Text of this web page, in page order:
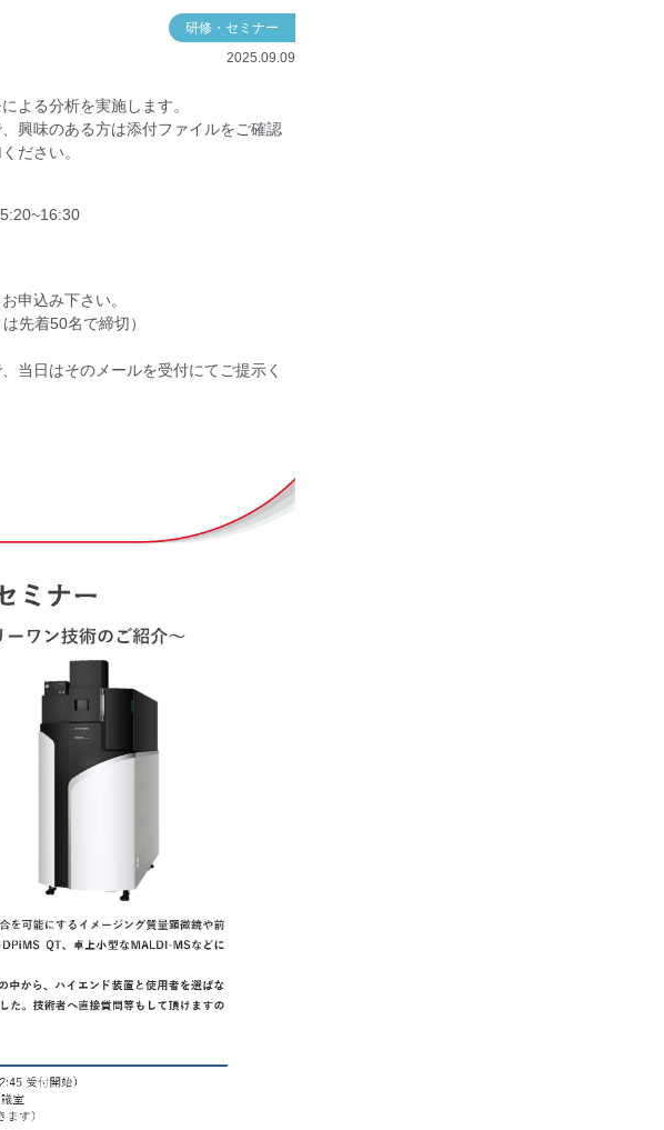
研修・セミナー
2025.09.09
よる分析を実施します。
興味のある方は添付ファイルをご確認
ださい。
申込み下さい。
先着50名で締切）
当日はそのメールを受付にてご提示く